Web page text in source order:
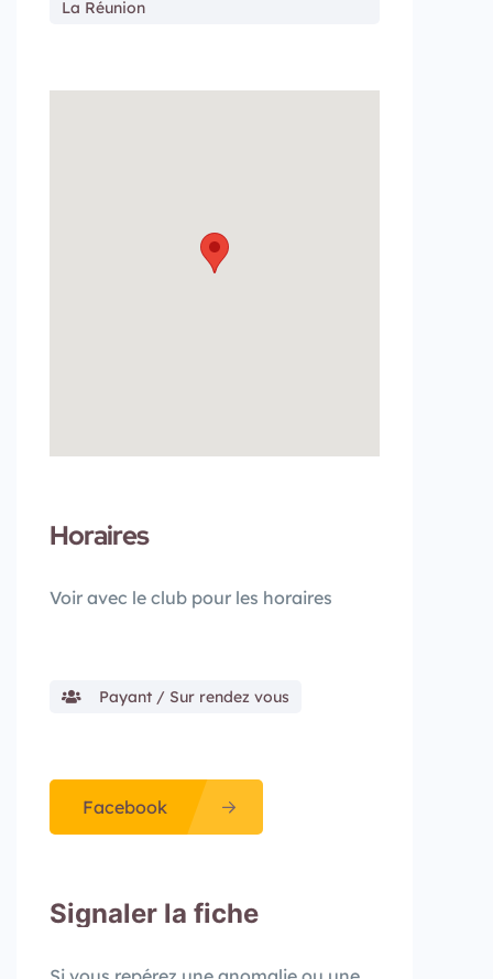
La Réunion
Horaires
Voir avec le club pour les horaires
Payant / Sur rendez vous
Facebook
Signaler la fiche